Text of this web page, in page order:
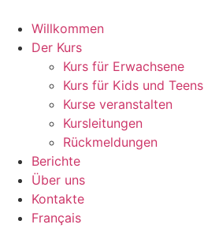
Inhalt
springen
Willkommen
Der Kurs
Kurs für Erwachsene
Kurs für Kids und Teens
Kurse veranstalten
Kursleitungen
Rückmeldungen
Berichte
Über uns
Kontakte
Français